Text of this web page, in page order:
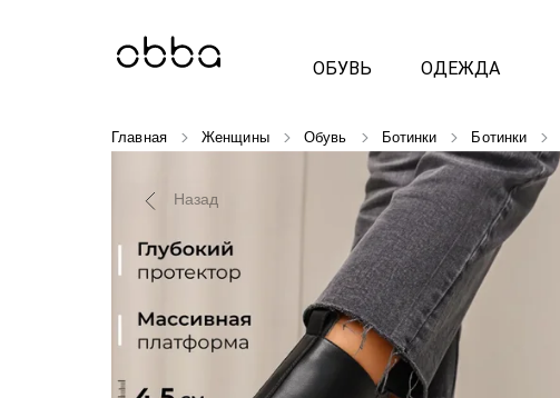
ОБУВЬ ОДЕЖДА
Главная Женщины Обувь Ботинки Ботинки
Назад